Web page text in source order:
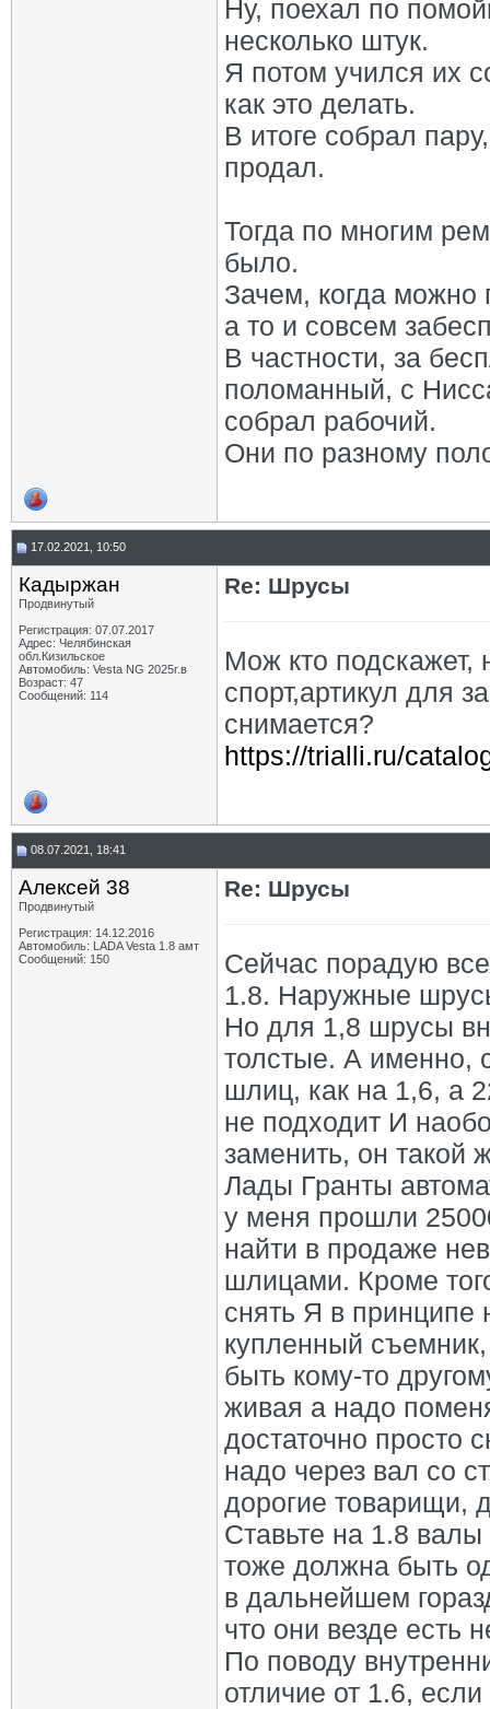
Ну, поехал по
несколько штук.
Я потом учился их
как это делать.
В итоге собрал
продал.
Тогда по многим
было.
Зачем, когда можно
а то и совсем
В частности, за
поломанный, с
собрал рабочий.
Они по разному
17.02.2021, 10:50
Кадыржан
Продвинутый
Регистрация: 07.07.2017
Адрес: Челябинская
обл.Кизильское
Автомобиль: Vesta NG 2025г.в
Возраст: 47
Сообщений: 114
Re: Шрусы
Мож кто
спорт,артикул для
снимается?
https://trialli.ru/
08.07.2021, 18:41
Алексей 38
Продвинутый
Регистрация: 14.12.2016
Автомобиль: LADA Vesta 1.8 амт
Сообщений: 150
Re: Шрусы
Сейчас порадую
1.8. Наружные
Но для 1,8 шрусы
толстые. А именно,
шлиц, как на 1,6, а
не подходит И
заменить, он такой
Лады Гранты
у меня прошли
найти в продаже
шлицами. Кроме
снять Я в принципе
купленный
быть кому-то
живая а надо
достаточно просто
надо через вал со
дорогие товарищи,
Ставьте на 1.8
тоже должна быть
в дальнейшем
что они везде есть
По поводу
отличие от 1.6,